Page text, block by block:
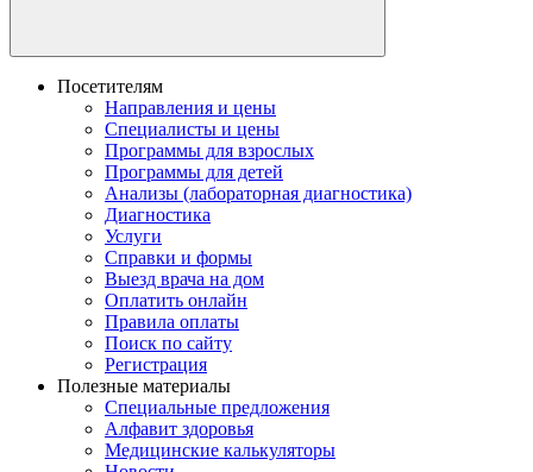
Посетителям
Направления и цены
Специалисты и цены
Программы для взрослых
Программы для детей
Анализы (лабораторная диагностика)
Диагностика
Услуги
Справки и формы
Выезд врача на дом
Оплатить онлайн
Правила оплаты
Поиск по сайту
Регистрация
Полезные материалы
Специальные предложения
Алфавит здоровья
Медицинские калькуляторы